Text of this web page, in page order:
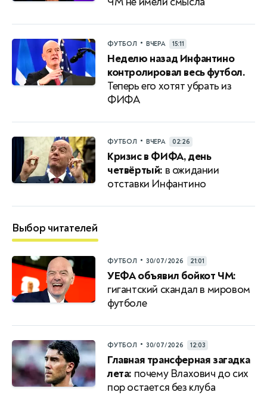
ФУТБОЛ • ВЧЕРА 15:11
Неделю назад Инфантино
контролировал весь футбол.
Теперь его хотят убрать из
ФИФА
ФУТБОЛ • ВЧЕРА 02:26
Кризис в ФИФА, день
четвёртый: в ожидании
отставки Инфантино
Выбор читателей
ФУТБОЛ • 30/07/2026 21:01
УЕФА объявил бойкот ЧМ:
гигантский скандал в мировом
футболе
ФУТБОЛ • 30/07/2026 12:03
Главная трансферная загадка
лета: почему Влахович до сих
пор остается без клуба